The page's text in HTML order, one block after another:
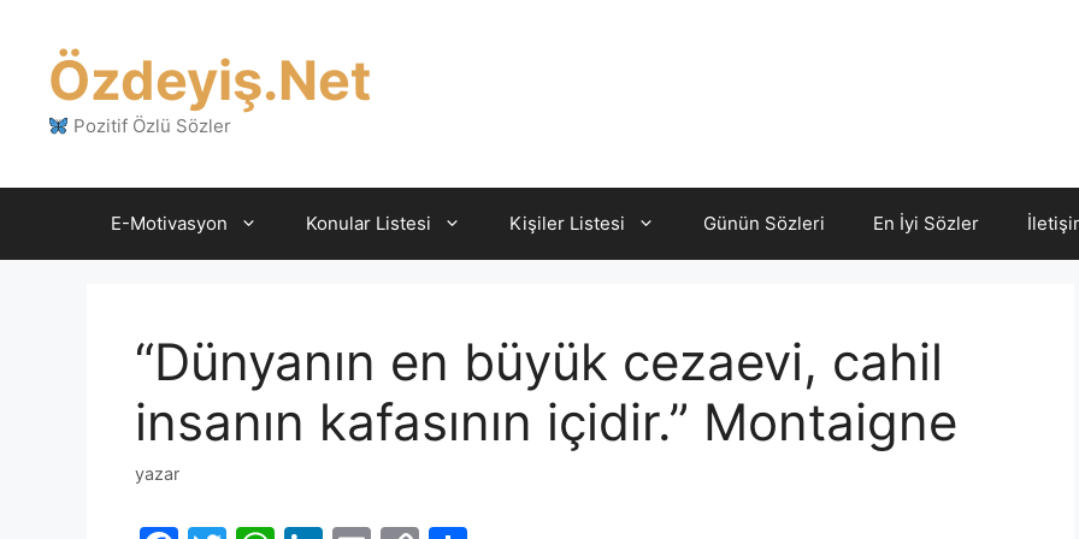
Özdeyiş.Net
Pozitif Özlü Sözler
E-Motivasyon Konular Listesi Kişiler Listesi Günün Sözleri En İyi Sözler
“Dünyanın en büyük cezaevi, cahil
insanın kafasının içidir.” Montaigne
yazar